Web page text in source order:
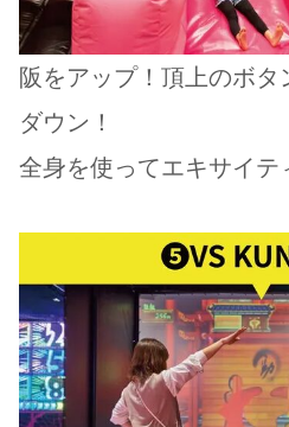
阪をアップ！頂上のボタ
ダウン！
全身を使ってエキサイテ